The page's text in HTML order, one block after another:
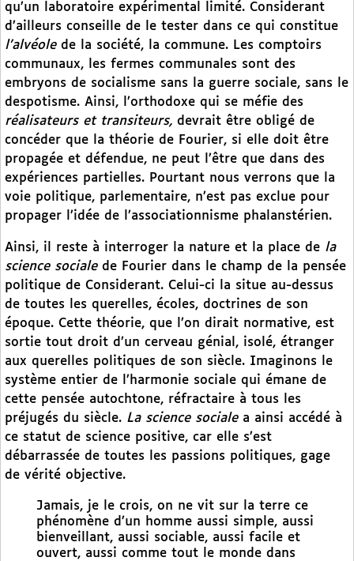
qu’un laboratoire expérimental limité. Considerant
d’ailleurs conseille de le tester dans ce qui constitue
l’alvéolede la société, la commune. Les comptoirs
communaux, les fermes communales sont des
embryons de socialisme sans la guerre sociale, sans le
despotisme. Ainsi, l’orthodoxe qui se méfie des
réalisateurs et transiteurs, devrait être obligé de
concéder que la théorie de Fourier, si elle doit être
propagée et défendue, ne peut l’être que dans des
expériences partielles. Pourtant nous verrons que la
voie politique, parlementaire, n’est pas exclue pour
propager l’idée de l’associationnisme phalanstérien.
Ainsi, il reste à interroger la nature et la place de la
science socialede Fourier dans le champ de la pensée
politique de Considerant. Celui-ci la situe au-dessus
de toutes les querelles, écoles, doctrines de son
époque. Cette théorie, que l’on dirait normative, est
sortie tout droit d’un cerveau génial, isolé, étranger
aux querelles politiques de son siècle. Imaginons le
système entier de l’harmonie sociale qui émane de
cette pensée autochtone, réfractaire à tous les
préjugés du siècle. La science socialea ainsi accédé à
ce statut de science positive, car elle s’est
débarrassée de toutes les passions politiques, gage
de vérité objective.
Jamais, je le crois, on ne vit sur la terre ce
phénomène d’un homme aussi simple, aussi
bienveillant, aussi sociable, aussi facile et
ouvert, aussi comme tout le monde dans